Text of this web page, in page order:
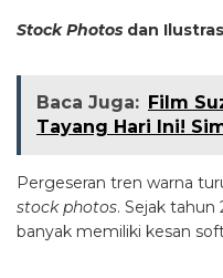
Stock Photos dan
Baca Juga: Film
Tayang Hari Ini!
Pergeseran tren warna
stock photos. Sejak tahun
banyak memiliki kesan